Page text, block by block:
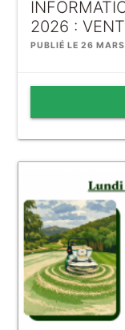
2026 :
PUBLIÉ LE 26